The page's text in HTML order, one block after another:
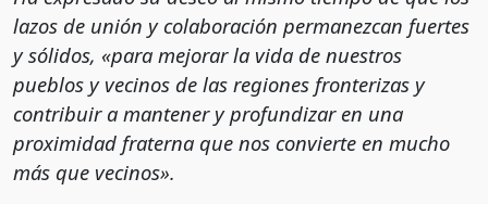
lazos de unión y colaboración permanezcan fuertes
y sólidos, «para mejorar la vida de nuestros
pueblos y vecinos de las regiones fronterizas y
contribuir a mantener y profundizar en una
proximidad fraterna que nos convierte en mucho
más que vecinos».